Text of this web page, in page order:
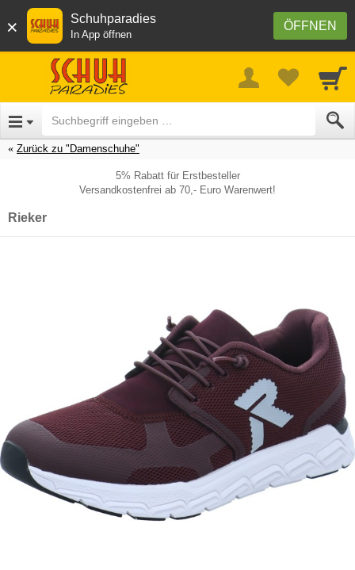
× ÖFFNEN
Schuhparadies
In App öffnen
Zurück zu "Damenschuhe"
5% Rabatt für Erstbesteller
Versandkostenfrei ab 70,- Euro Warenwert!
Rieker